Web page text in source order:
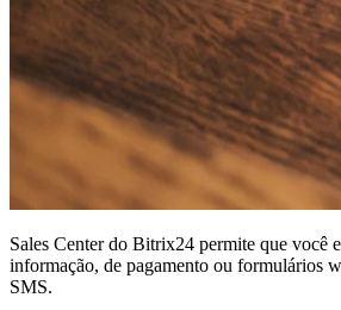
Sales Center do Bitrix24 permite que você
informação, de pagamento ou formulários
SMS.